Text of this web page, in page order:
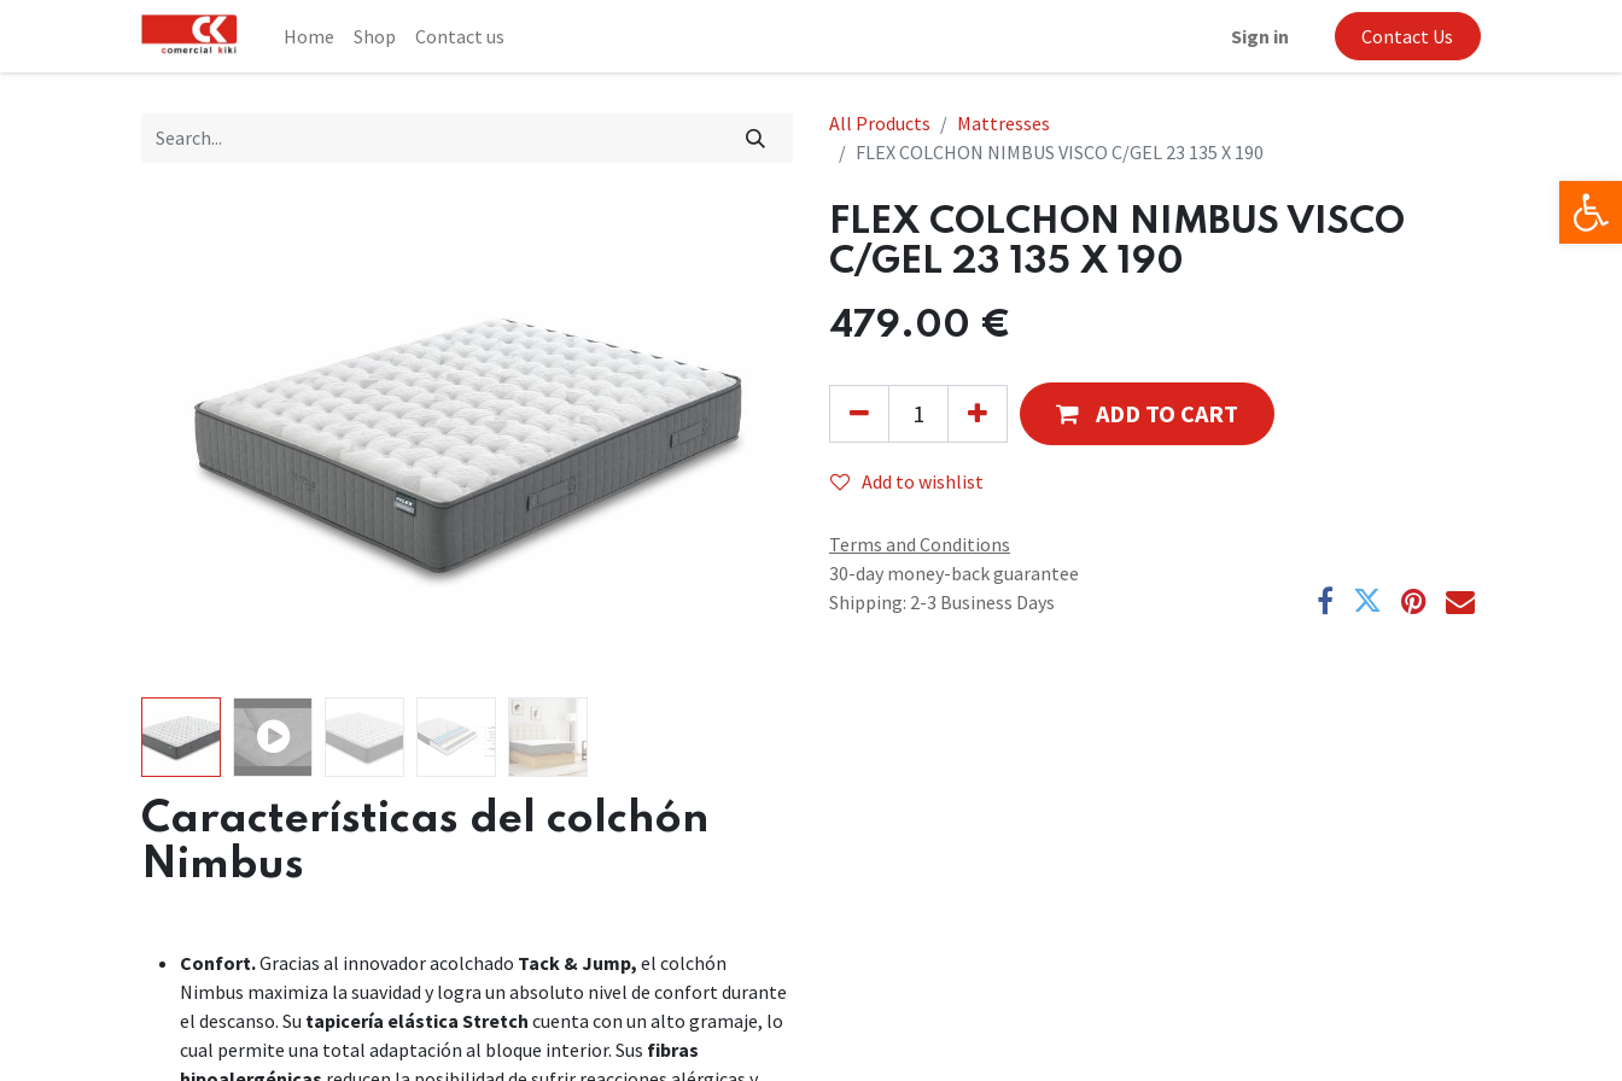
Home Shop Contact us Sign in Contact Us
All Products
Mattresses
FLEX COLCHON NIMBUS VISCO C/GEL 23 135 X 190
Características del colchón
Nimbus
Confort.Gracias al innovador acolchado Tack & Jump, el colchón
Nimbus maximiza la suavidad y logra un absoluto nivel de confort durante
el descanso. Su tapicería elástica Stretch cuenta con un alto gramaje, lo
cual permite una total adaptación al bloque interior. Sus fibras
FLEX COLCHON NIMBUS VISCO
C/GEL 23 135 X 190
479.00 €
ADD TO CART
Add to wishlist
Terms and Conditions
30-day money-back guarantee
Shipping: 2-3 Business Days